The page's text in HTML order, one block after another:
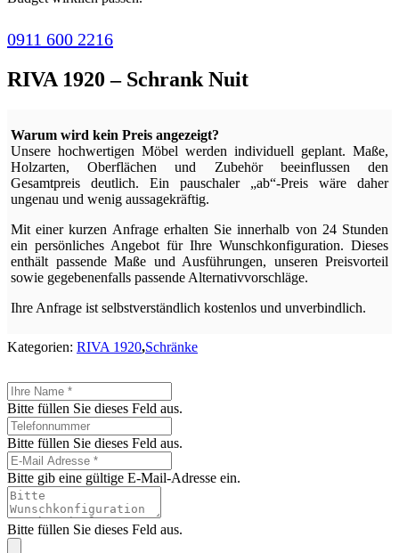
0911 600 2216
RIVA 1920 – Schrank Nuit
Warum wird kein Preis angezeigt?
Unsere hochwertigen Möbel werden individuell geplant. Maße,
Holzarten, Oberflächen und Zubehör beeinflussen den
Gesamtpreis deutlich. Ein pauschaler „ab“-Preis wäre daher
ungenau und wenig aussagekräftig.
Mit einer kurzen Anfrage erhalten Sie innerhalb von 24 Stunden
ein persönliches Angebot für Ihre Wunschkonfiguration. Dieses
enthält passende Maße und Ausführungen, unseren Preisvorteil
sowie gegebenenfalls passende Alternativvorschläge.
Ihre Anfrage ist selbstverständlich kostenlos und unverbindlich.
Kategorien: RIVA 1920,Schränke
Bitte füllen Sie dieses Feld aus.
Bitte füllen Sie dieses Feld aus.
Bitte gib eine gültige E-Mail-Adresse ein.
Bitte füllen Sie dieses Feld aus.